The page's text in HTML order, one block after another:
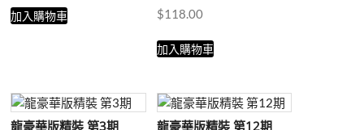
加入購物車 $118.00
加入購物車
龍豪華版精裝 第3期 龍豪華版精裝 第12期